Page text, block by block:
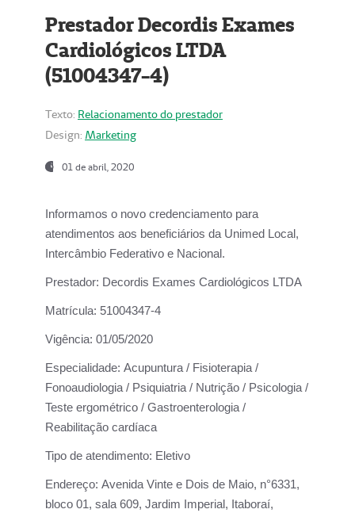
Prestador Decordis Exames
Cardiológicos LTDA
(51004347-4)
Texto: Relacionamento do prestador
Design: Marketing
01 de abril, 2020
Informamos o novo credenciamento para
atendimentos aos beneficiários da Unimed Local,
Intercâmbio Federativo e Nacional.
Prestador: Decordis Exames Cardiológicos LTDA
Matrícula: 51004347-4
Vigência: 01/05/2020
Especialidade: Acupuntura / Fisioterapia /
Fonoaudiologia / Psiquiatria / Nutrição / Psicologia /
Teste ergométrico / Gastroenterologia /
Reabilitação cardíaca
Tipo de atendimento: Eletivo
Endereço: Avenida Vinte e Dois de Maio, n°6331,
bloco 01, sala 609, Jardim Imperial, Itaboraí,